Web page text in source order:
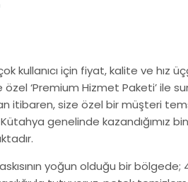
kullanıcı için fiyat, kalite ve hız
‘Premium Hizmet Paketi’ ile
itibaren, size özel bir müşteri
genelinde kazandığımız
yoğun olduğu bir bölgede;